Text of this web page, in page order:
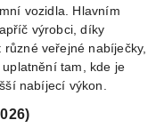
vozidla. Hlavním
výrobci, díky
veřejné nabíječky,
tam, kde je
nabíjecí výkon.